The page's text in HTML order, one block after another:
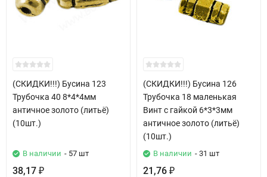
(СКИДКИ!!!) Бусина 123
Трубочка 40 8*4*4мм
античное золото (литьё)
(10шт.)
В наличии - 57 шт
38,17 ₽
(СКИДКИ!!!) Бусина 126
Трубочка 18 маленькая
Винт с гайкой 6*3*3мм
античное золото (литьё)
(10шт.)
В наличии - 31 шт
21,76 ₽